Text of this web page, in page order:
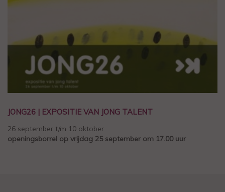
JONG26 | EXPOSITIE VAN JONG TALENT
26 september t/m 10 oktober
openingsborrel op vrijdag 25 september om 17.00 uur